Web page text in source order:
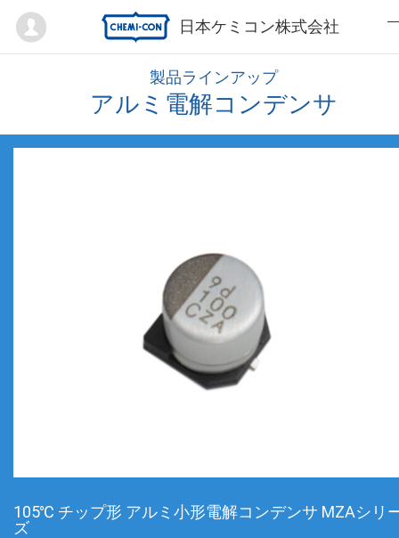
日本ケミコン株式会社
Mypage
製品ラインアップ
アルミ電解コンデンサ
105℃ チップ形 アルミ小形電解コンデンサ MZAシリ
ズ